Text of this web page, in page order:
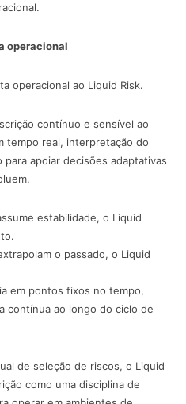
operacional
operacional ao Liquid Risk.
contínuo e sensível ao
tempo real, interpretação do
apoiar decisões adaptativas
estabilidade, o Liquid
o passado, o Liquid
em pontos fixos no tempo,
contínua ao longo do ciclo de
de seleção de riscos, o Liquid
como uma disciplina de